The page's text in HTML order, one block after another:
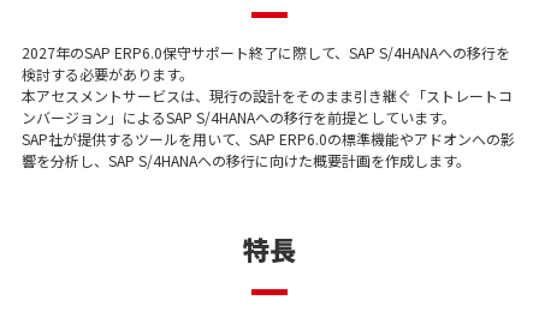
2027年のSAP ERP6.0保守サポート終了に際して、SAP S/4HANAへの移行を
検討する必要があります。
本アセスメントサービスは、現行の設計をそのまま引き継ぐ「ストレートコ
ンバージョン」によるSAP S/4HANAへの移行を前提としています。
SAP社が提供するツールを用いて、SAP ERP6.0の標準機能やアドオンへの影
響を分析し、SAP S/4HANAへの移行に向けた概要計画を作成します。
特長